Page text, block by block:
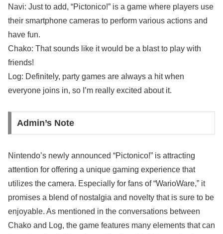
Navi: Just to add, “Pictonico!” is a game where players use
their smartphone cameras to perform various actions and
have fun.
Chako: That sounds like it would be a blast to play with
friends!
Log: Definitely, party games are always a hit when
everyone joins in, so I’m really excited about it.
Admin’s Note
Nintendo’s newly announced “Pictonico!” is attracting
attention for offering a unique gaming experience that
utilizes the camera. Especially for fans of “WarioWare,” it
promises a blend of nostalgia and novelty that is sure to be
enjoyable. As mentioned in the conversations between
Chako and Log, the game features many elements that can